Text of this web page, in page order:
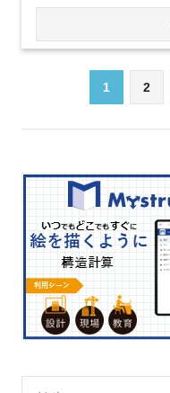
ー
ジ
送
り
1 2